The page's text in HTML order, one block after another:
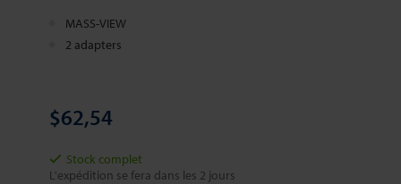
MASS-VIEW
2 adapters
$62,54
Stock complet
L'expédition se fera dans les 2 jours